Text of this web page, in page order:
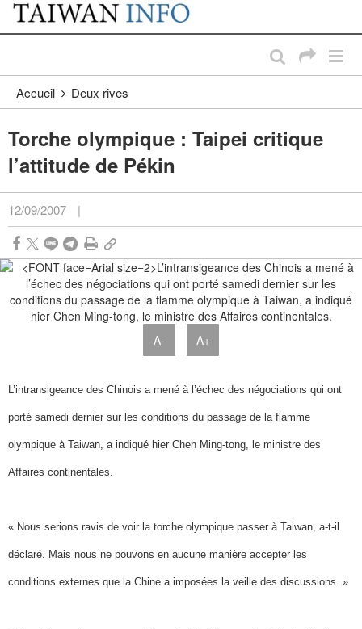
Passer au contenu principal
:::
Accueil Deux rives
Torche olympique : Taipei critique
l’attitude de Pékin
12/09/2007 |
A- A+
L’intransigeance des Chinois a mené à l’échec des négociations qui ont
porté samedi dernier sur les conditions du passage de la flamme
olympique à Taiwan, a indiqué hier Chen Ming-tong, le ministre des
Affaires continentales.
« Nous serions ravis de voir la torche olympique passer à Taiwan, a-t-il
déclaré. Mais nous ne pouvons en aucune manière accepter les
conditions externes que la Chine a imposées la veille des discussions. »